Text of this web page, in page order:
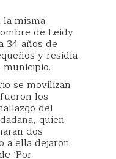
misma
de Leidy
34 años de
y residía
se movilizan
los
del
quien
dos
a ella dejaron
‘Por